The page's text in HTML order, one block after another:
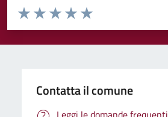
Valuta da 1 a 5 stelle la pagina
Valuta 5 stelle su 5
Valuta 4 stelle su 5
Valuta 3 stelle su 5
Valuta 2 stelle su 5
Valuta 1 stelle su 5
Contatta il comune